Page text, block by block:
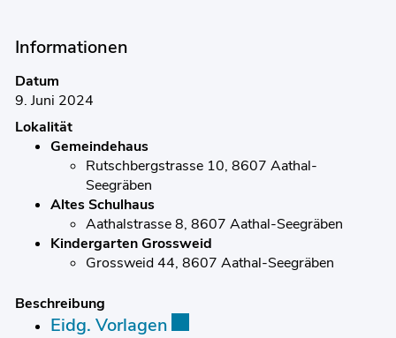
Informationen
Datum
9. Juni 2024
Lokalität
Gemeindehaus
Rutschbergstrasse 10, 8607 Aathal-
Seegräben
Altes Schulhaus
Aathalstrasse 8, 8607 Aathal-Seegräben
Kindergarten Grossweid
Grossweid 44, 8607 Aathal-Seegräben
Beschreibung
Eidg. Vorlagen